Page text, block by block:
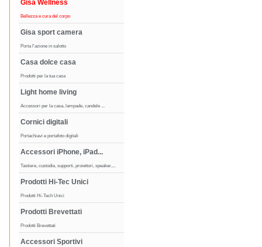
Gisa Wellness
Bellezza e cura del corpo
Gisa sport camera
Porta l'azione in salotto
Casa dolce casa
Prodotti per la tua casa
Light home living
Accessori per la casa, lampade, candele ...
Cornici digitali
Portachiavi e portafoto digitali
Accessori iPhone, iPad...
Tastiere, custodie, supporti, proiettori, speaker,...
Prodotti Hi-Tec Unici
Prodotti Hi-Tech Unici
Prodotti Brevettati
Prodotti Brevettati
Accessori Sportivi